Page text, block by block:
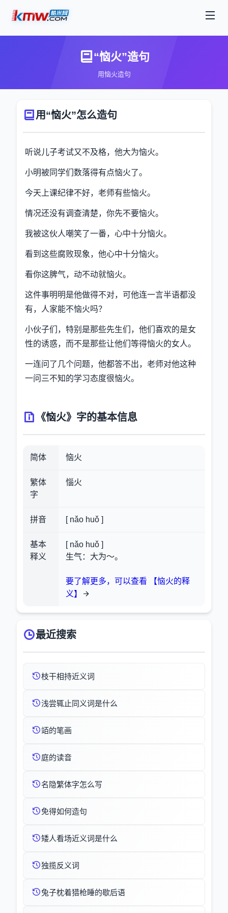
“恼火”造句
用恼火造句
用“恼火”怎么造句
听说儿子考试又不及格，他大为恼火。
小明被同学们数落得有点恼火了。
今天上课纪律不好，老师有些恼火。
情况还没有调查清楚，你先不要恼火。
我被这伙人嘲笑了一番，心中十分恼火。
看到这些腐败现象，他心中十分恼火。
看你这脾气，动不动就恼火。
这件事明明是他做得不对，可他连一言半语都没
有，人家能不恼火吗？
小伙子们，特别是那些先生们，他们喜欢的是女
性的诱惑，而不是那些让他们等得恼火的女人。
一连问了几个问题，他都答不出，老师对他这种
一问三不知的学习态度很恼火。
《恼火》字的基本信息
简体 恼火
繁体
字
惱火
拼音 [ nǎo huǒ ]
基本
释义
[ nǎo huǒ ]
生气：大为～。
要了解更多，可以查看 【恼火的释
义】
最近搜索
枝干相持近义词
浅尝辄止同义词是什么
竡的笔画
庭的读音
名隐繁体字怎么写
免得如何造句
矮人看场近义词是什么
独揽反义词
兔子枕着猎枪睡的歇后语